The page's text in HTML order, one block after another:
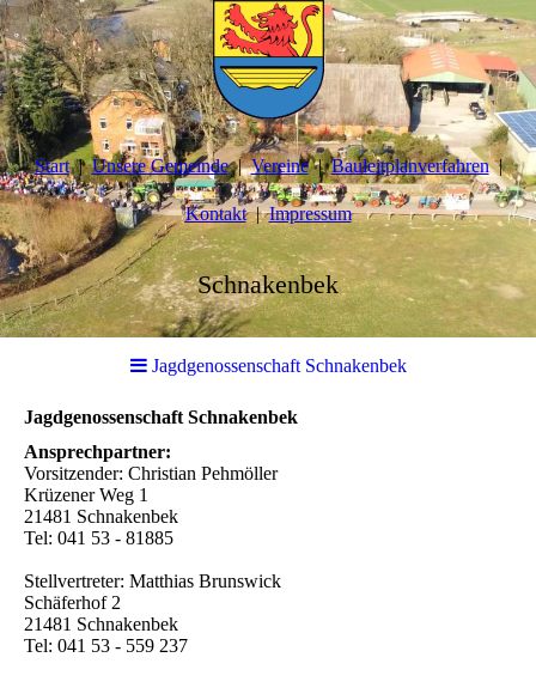
Start Unsere Gemeinde Vereine Bauleitplanverfahren
Kontakt Impressum
Schnakenbek
Jagdgenossenschaft Schnakenbek
Jagdgenossenschaft Schnakenbek
Ansprechpartner:
Vorsitzender: Christian Pehmöller
Krüzener Weg 1
21481 Schnakenbek
Tel: 041 53 - 81885
Stellvertreter: Matthias Brunswick
Schäferhof 2
21481 Schnakenbek
Tel: 041 53 - 559 237